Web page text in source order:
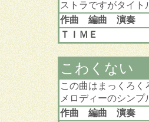
ストラですがタイト
作曲 編曲 演奏
ＴＩＭＥ
こわくない
この曲はまっくろ
メロディーのシンプ
作曲 編曲 演奏